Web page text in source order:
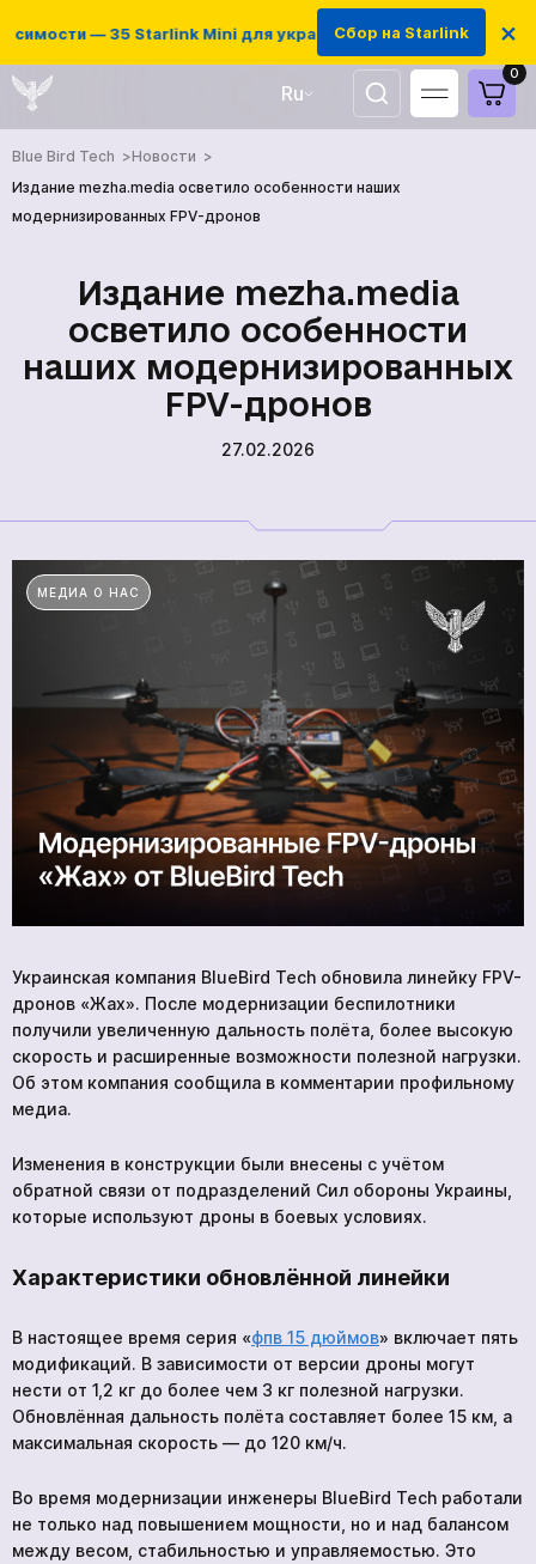
— 35 Starlink Mini для украинских защитников
Сбор на Starlink ×
Ru
UA
0
ПРОДУКЦИЯ
УСЛУГИ
НОВОСТИ
КОМПАНИИ
ВАКАНСИИ
МЕРЧ
КОМПАНИИ
О НАС
КОНТАКТЫ
Blue Bird Tech
Новости
Издание mezha.media осветило особенности наших
модернизированных FPV-дронов
Издание mezha.media
осветило особенности
наших модернизированных
FPV-дронов
27.02.2026
МЕДИА О НАС
Украинская компания BlueBird Tech обновила линейку FPV-
дронов «Жах». После модернизации беспилотники
получили увеличенную дальность полёта, более высокую
скорость и расширенные возможности полезной нагрузки.
Об этом компания сообщила в комментарии профильному
медиа.
Изменения в конструкции были внесены с учётом
обратной связи от подразделений Сил обороны Украины,
которые используют дроны в боевых условиях.
Характеристики обновлённой линейки
В настоящее время серия «фпв 15 дюймов» включает пять
модификаций. В зависимости от версии дроны могут
нести от 1,2 кг до более чем 3 кг полезной нагрузки.
Обновлённая дальность полёта составляет более 15 км, а
максимальная скорость — до 120 км/ч.
Во время модернизации инженеры BlueBird Tech работали
не только над повышением мощности, но и над балансом
между весом, стабильностью и управляемостью. Это